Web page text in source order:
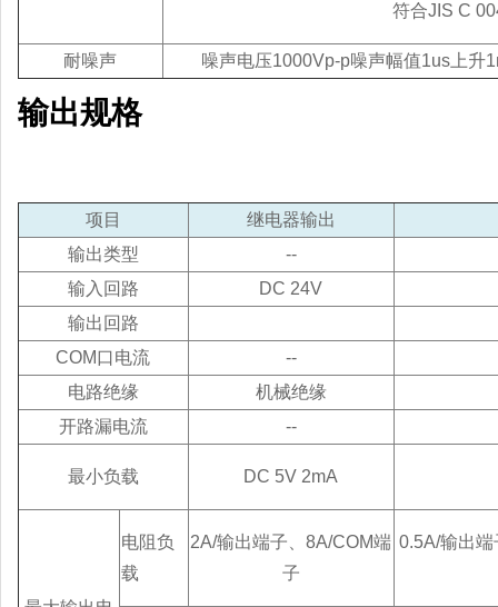
符合JIS C
耐噪声 噪声电压1000Vp-p噪声幅值1us上升
输出规格
项目
继电器输出
输出类型
--
输入回路
DC 24V
输出回路
COM口电流
--
电路绝缘
机械绝缘
开路漏电流
--
最小负载 DC 5V 2mA
电阻负
载
2A/输出端子、8A/COM端
子
0.5A/输出